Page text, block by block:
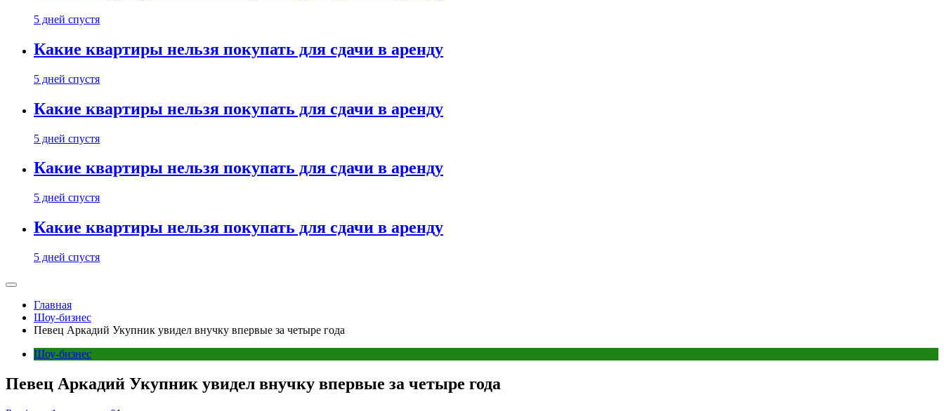
5 дней спустя
Какие квартиры нельзя покупать для сдачи в аренду
5 дней спустя
Какие квартиры нельзя покупать для сдачи в аренду
5 дней спустя
Какие квартиры нельзя покупать для сдачи в аренду
5 дней спустя
Какие квартиры нельзя покупать для сдачи в аренду
5 дней спустя
Главная
Шоу-бизнес
Певец Аркадий Укупник увидел внучку впервые за четыре года
Шоу-бизнес
Певец Аркадий Укупник увидел внучку впервые за четыре года